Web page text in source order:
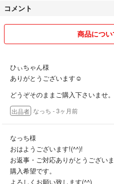
コメント
商品につ
ひぃちゃん様
ありがとうございます☺️
どうぞそのままご購入下さいませ。
出品者 なっち - 3ヶ月前
なっち様
おはようございます!(^^)!
お返事・ご対応ありがとうございま
購入希望です。
よろしくお願い致します(^^)